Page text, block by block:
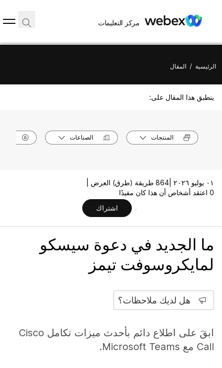
مركز التعليمات
الرئيسية / المقال
ينطبق هذا المقال على:
المنتجات الصناعات
٠١ يوليو ٢٠٢٦ |
864 طريقة (طرق) العرض |
0 اعتقد أشخاص أن هذا كان مفيدًا
اشتراك
ما الجديد في دعوة سيسكو
لمايكروسوفت تيمز
هل لديك ملاحظات؟
ابقَ على اطلاع دائم بأحدث ميزات تكامل Cisco
Call مع Microsoft Teams.